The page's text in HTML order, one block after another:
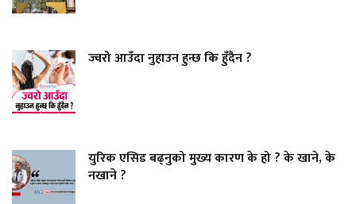
ज्वरो आउँदा नुहाउन हुन्छ कि हुँदैन ?
युरिक एसिड बढ्नुको मुख्य कारण के हो ? के खाने, के
नखाने ?